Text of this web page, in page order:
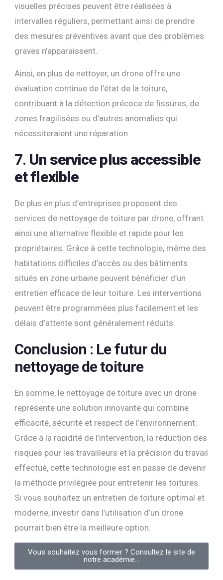
visuelles précises peuvent être réalisées à
intervalles réguliers, permettant ainsi de prendre
des mesures préventives avant que des problèmes
graves n’apparaissent.
Ainsi, en plus de nettoyer, un drone offre une
évaluation continue de l’état de la toiture,
contribuant à la détection précoce de fissures, de
zones fragilisées ou d’autres anomalies qui
nécessiteraient une réparation.
7. Un service plus accessible
et flexible
De plus en plus d’entreprises proposent des
services de nettoyage de toiture par drone, offrant
ainsi une alternative flexible et rapide pour les
propriétaires. Grâce à cette technologie, même des
habitations difficiles d’accès ou des bâtiments
situés en zone urbaine peuvent bénéficier d’un
entretien efficace de leur toiture. Les interventions
peuvent être programmées plus facilement et les
délais d’attente sont généralement réduits.
Conclusion : Le futur du
nettoyage de toiture
En somme, le nettoyage de toiture avec un drone
représente une solution innovante qui combine
efficacité, sécurité et respect de l’environnement.
Grâce à la rapidité de l’intervention, la réduction des
risques pour les travailleurs et la précision du travail
effectué, cette technologie est en passe de devenir
la méthode privilégiée pour entretenir les toitures.
Si vous souhaitez un entretien de toiture optimal et
moderne, investir dans l’utilisation d’un drone
pourrait bien être la meilleure option.
Vous souhaitez vous former ? Consultez le site de
notre académie...